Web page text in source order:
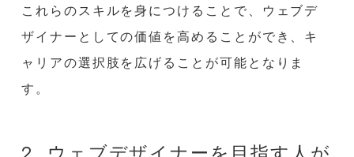
これらのスキルを身につけることで、ウェブデ
ザイナーとしての価値を高めることができ、キ
ャリアの選択肢を広げることが可能となりま
す。